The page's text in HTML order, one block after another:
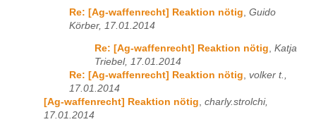
Re: [Ag-waffenrecht] Reaktion nötig Guido
Körber, 17.01.2014
Re: [Ag-waffenrecht] Reaktion nötig, Katja
Triebel, 17.01.2014
Re: [Ag-waffenrecht] Reaktion nötig, volker t.,
17.01.2014
[Ag-waffenrecht] Reaktion nötig, charly.strolchi,
17.01.2014